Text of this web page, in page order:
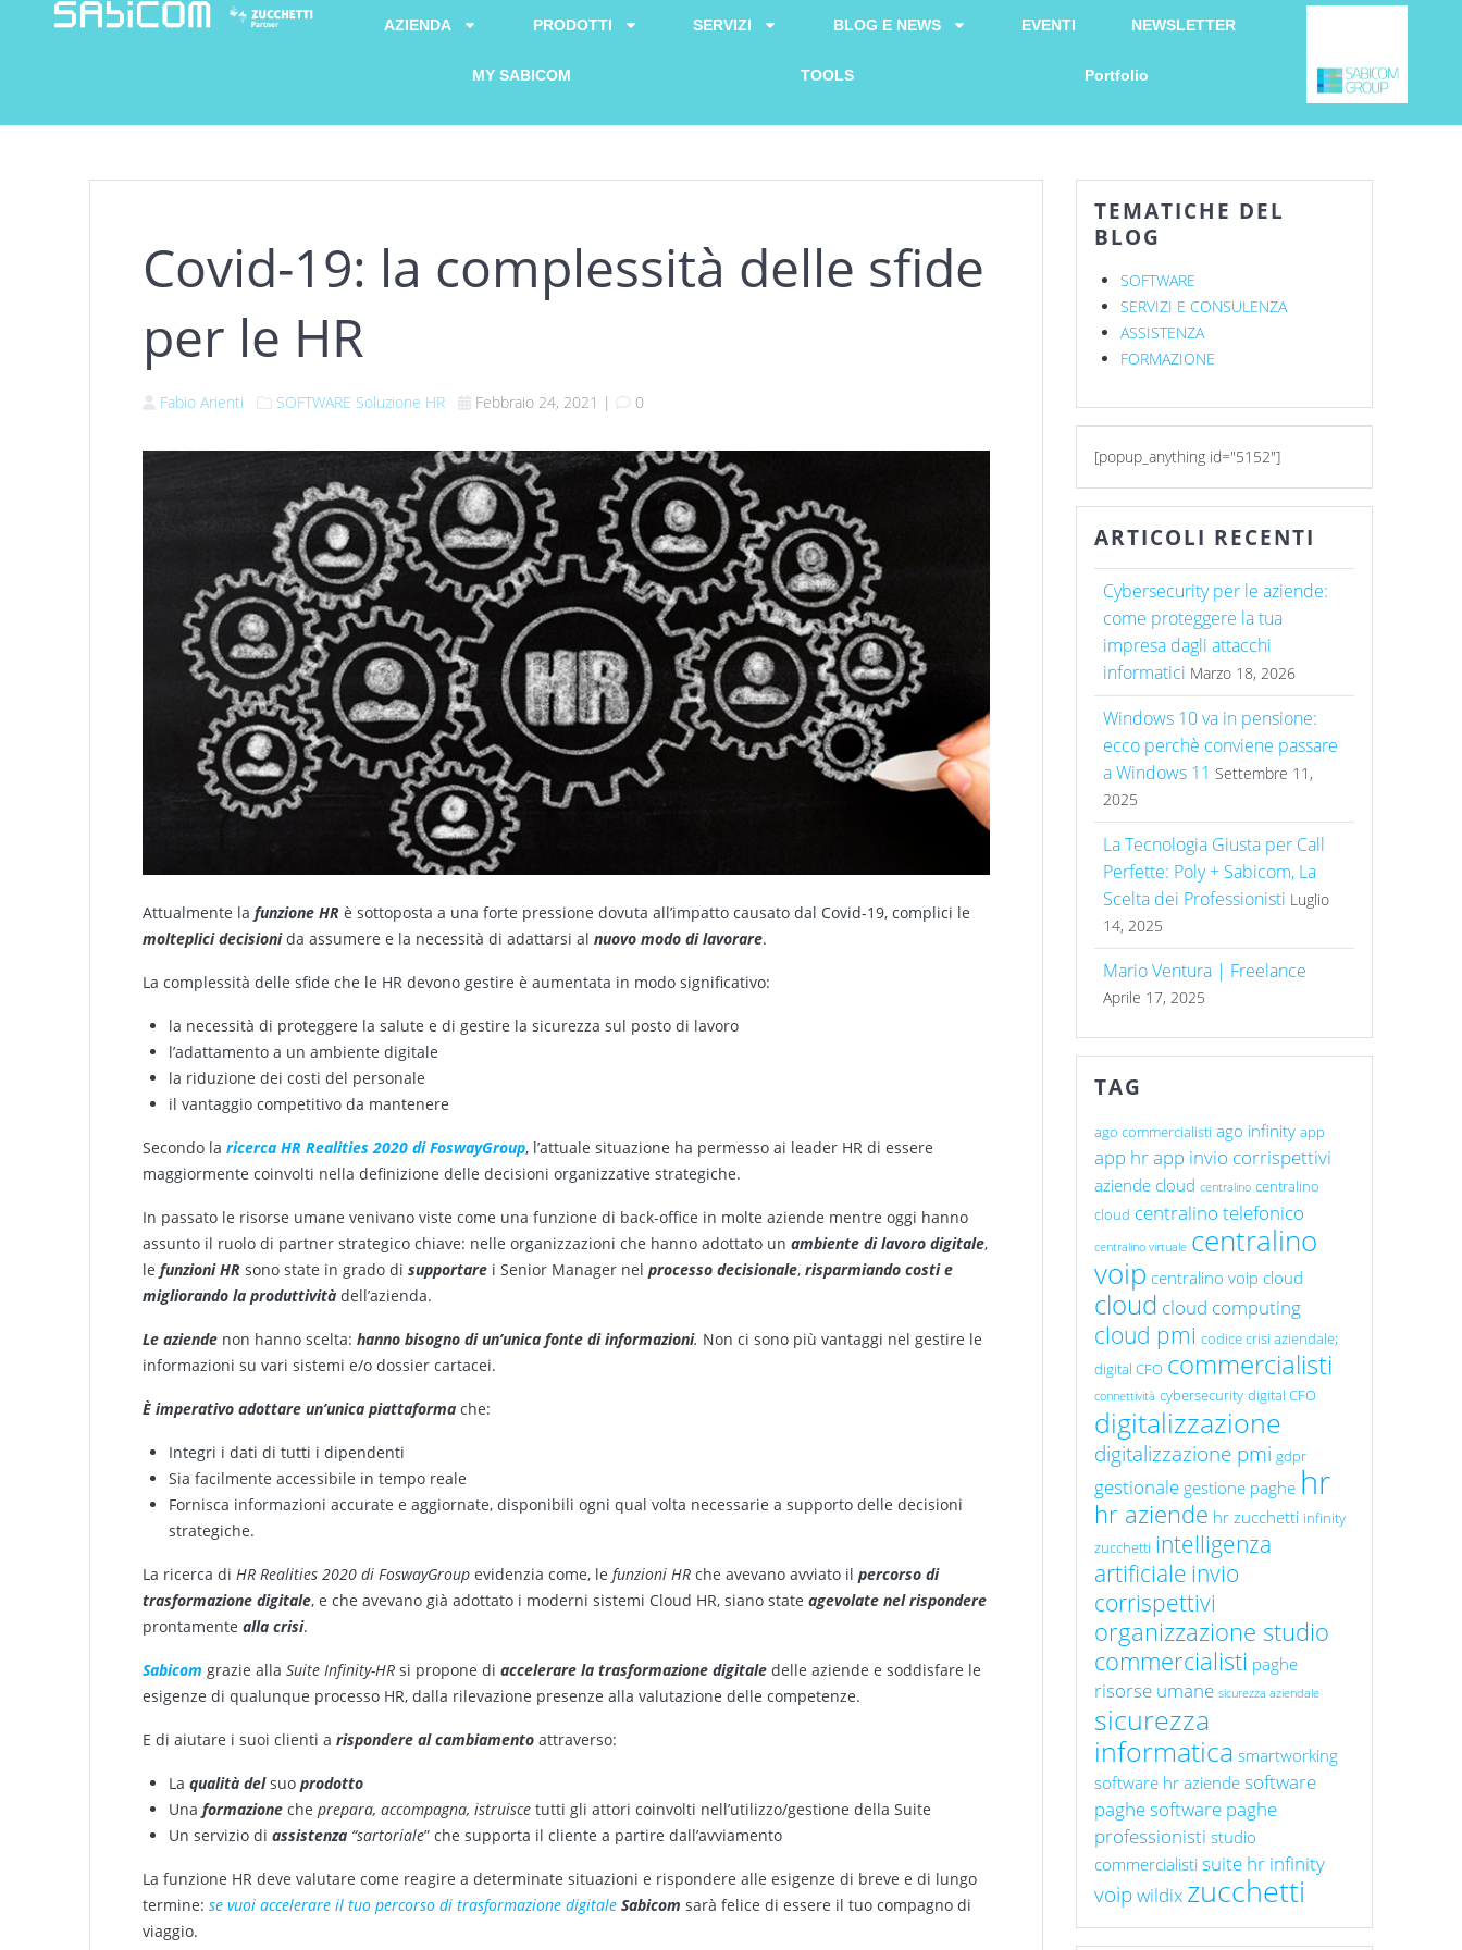
AZIENDA PRODOTTI SERVIZI BLOG E NEWS EVENTI NEWSLETTER
MY SABICOM TOOLS Portfolio
Covid-19: la complessità delle sfide
per le HR
Fabio Arienti SOFTWARE Soluzione HR Febbraio 24, 2021 | 0
Attualmente lafunzione HR è sottoposta a una forte pressione dovuta all’impatto causato dal Covid-19, complici le
molteplici decisionida assumere e la necessità di adattarsi alnuovo modo di lavorare.
La complessità delle sfide che le HR devono gestire è aumentata in modo significativo:
la necessità di proteggere la salute e di gestire la sicurezza sul posto di lavoro
l’adattamento a un ambiente digitale
la riduzione dei costi del personale
il vantaggio competitivo da mantenere
Secondo laricerca HR Realities 2020 di FoswayGroup, l’attuale situazione ha permesso ai leader HR di essere
maggiormente coinvolti nella definizione delle decisioni organizzative strategiche.
In passato le risorse umane venivano viste come una funzione di back-office in molte aziende mentre oggi hanno
assunto il ruolo di partner strategico chiave: nelle organizzazioni che hanno adottato unambiente di lavoro digitale,
lefunzioni HR sono state in grado disupportare i Senior Manager nelprocesso decisionale,risparmiando costi e
migliorando la produttività dell’azienda.
Le aziende non hanno scelta:hanno bisogno di un’unica fonte di informazioni. Non ci sono più vantaggi nel gestire le
informazioni su vari sistemi e/o dossier cartacei.
È imperativo adottare un’unica piattaforma che:
Integri i dati di tutti i dipendenti
Sia facilmente accessibile in tempo reale
Fornisca informazioni accurate e aggiornate, disponibili ogni qual volta necessarie a supporto delle decisioni
strategiche.
La ricerca di HR Realities 2020 di FoswayGroup evidenzia come, lefunzioni HR che avevano avviato ilpercorso di
trasformazione digitale, e che avevano già adottato i moderni sistemi Cloud HR, siano stateagevolate nel rispondere
prontamentealla crisi.
Sabicom grazie allaSuite Infinity-HR si propone diaccelerare la trasformazione digitale delle aziende e soddisfare le
esigenze di qualunque processo HR, dalla rilevazione presenze alla valutazione delle competenze.
E di aiutare i suoi clienti arispondere al cambiamento attraverso:
Laqualità delsuoprodotto
Unaformazione cheprepara, accompagna, istruiscetutti gli attori coinvolti nell’utilizzo/gestione della Suite
Un servizio diassistenza “sartoriale” che supporta il cliente a partire dall’avviamento
La funzione HR deve valutare come reagire a determinate situazioni e rispondere alle esigenze di breve e di lungo
termine:se vuoi accelerare il tuo percorso di trasformazione digitale Sabicom sarà felice di essere il tuo compagno di
viaggio.
TEMATICHE DEL
BLOG
SOFTWARE
SERVIZI E CONSULENZA
ASSISTENZA
FORMAZIONE
[popup_anything id="5152"]
ARTICOLI RECENTI
Cybersecurity per le aziende:
come proteggere la tua
impresa dagli attacchi
informatici Marzo 18, 2026
Windows 10 va in pensione:
ecco perchè conviene passare
a Windows 11 Settembre 11,
2025
La Tecnologia Giusta per Call
Perfette: Poly + Sabicom, La
Scelta dei Professionisti Luglio
14, 2025
Mario Ventura | Freelance
Aprile 17, 2025
TAG
ago commercialisti ago infinity app
app hrapp invio corrispettivi
aziende cloud centralino centralino
cloud centralino telefonico
centralino virtuale centralino
voip centralino voip cloud
cloud cloud computing
cloud pmi codice crisi aziendale;
digital CFO commercialisti
connettività cybersecurity digital CFO
digitalizzazione
digitalizzazione pmi gdpr
gestionale gestione paghe hr
hr aziende hr zucchetti infinity
zucchetti intelligenza
artificiale invio
corrispettivi
organizzazione studio
commercialisti paghe
risorse umane sicurezza aziendale
sicurezza
informatica smartworking
software hr aziende software
paghesoftware paghe
professionisti studio
commercialisti suite hr infinity
voipwildix zucchetti